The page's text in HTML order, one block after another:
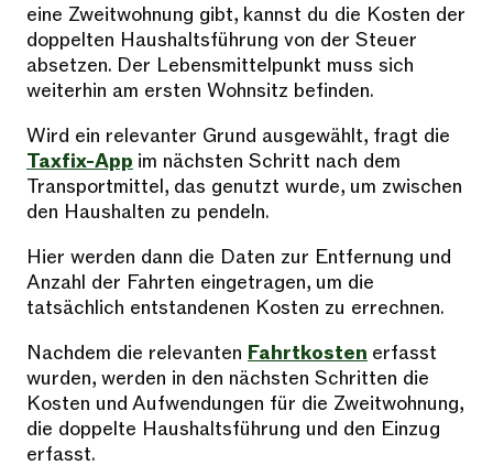
eine Zweitwohnung gibt, kannst du die Kosten der
doppelten Haushaltsführung von der Steuer
absetzen. Der Lebensmittelpunkt muss sich
weiterhin am ersten Wohnsitz befinden.
Wird ein relevanter Grund ausgewählt, fragt die
Taxfix-App im nächsten Schritt nach dem
Transportmittel, das genutzt wurde, um zwischen
den Haushalten zu pendeln.
Hier werden dann die Daten zur Entfernung und
Anzahl der Fahrten eingetragen, um die
tatsächlich entstandenen Kosten zu errechnen.
Nachdem die relevanten Fahrtkosten erfasst
wurden, werden in den nächsten Schritten die
Kosten und Aufwendungen für die Zweitwohnung,
die doppelte Haushaltsführung und den Einzug
erfasst.